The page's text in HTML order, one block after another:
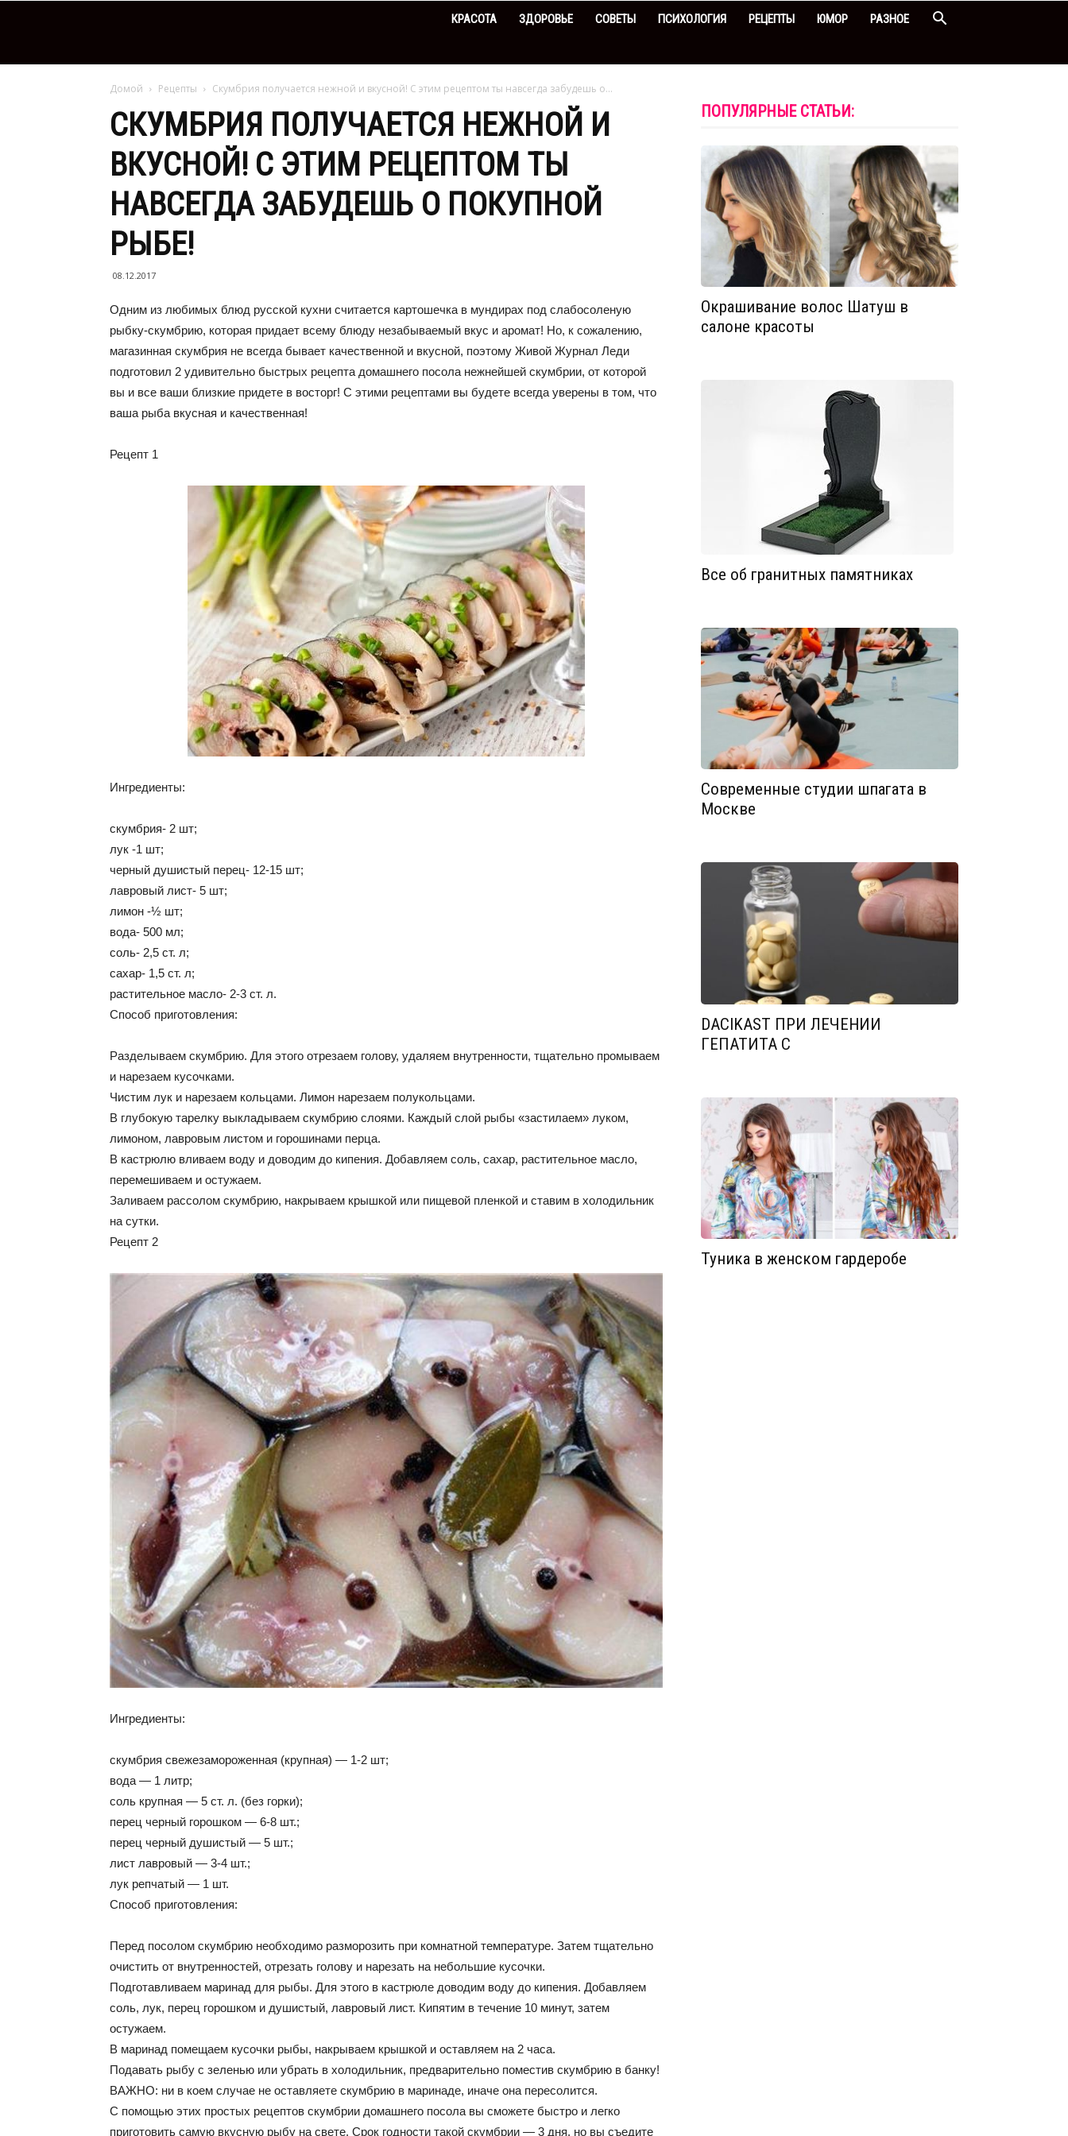
КРАСОТА ЗДОРОВЬЕ СОВЕТЫ ПСИХОЛОГИЯ РЕЦЕПТЫ ЮМОР РАЗНОЕ
Домой Рецепты Скумбрия получается нежной и вкусной! С этим рецептом ты навсегда забудешь о...
СКУМБРИЯ ПОЛУЧАЕТСЯ НЕЖНОЙ И
ВКУСНОЙ! С ЭТИМ РЕЦЕПТОМ ТЫ
НАВСЕГДА ЗАБУДЕШЬ О ПОКУПНОЙ
РЫБЕ!
08.12.2017
Одним из любимых блюд русской кухни считается картошечка в мундирах под слабосоленую
рыбку-скумбрию, которая придает всему блюду незабываемый вкус и аромат! Но, к сожалению,
магазинная скумбрия не всегда бывает качественной и вкусной, поэтому Живой Журнал Леди
подготовил 2 удивительно быстрых рецепта домашнего посола нежнейшей скумбрии, от которой
вы и все ваши близкие придете в восторг! С этими рецептами вы будете всегда уверены в том, что
ваша рыба вкусная и качественная!
Рецепт 1
Ингредиенты:
скумбрия- 2 шт;
лук -1 шт;
черный душистый перец- 12-15 шт;
лавровый лист- 5 шт;
лимон -½ шт;
вода- 500 мл;
соль- 2,5 ст. л;
сахар- 1,5 ст. л;
растительное масло- 2-3 ст. л.
Способ приготовления:
Разделываем скумбрию. Для этого отрезаем голову, удаляем внутренности, тщательно промываем
и нарезаем кусочками.
Чистим лук и нарезаем кольцами. Лимон нарезаем полукольцами.
В глубокую тарелку выкладываем скумбрию слоями. Каждый слой рыбы «застилаем» луком,
лимоном, лавровым листом и горошинами перца.
В кастрюлю вливаем воду и доводим до кипения. Добавляем соль, сахар, растительное масло,
перемешиваем и остужаем.
Заливаем рассолом скумбрию, накрываем крышкой или пищевой пленкой и ставим в холодильник
на сутки.
Рецепт 2
Ингредиенты:
скумбрия свежезамороженная (крупная) — 1-2 шт;
вода — 1 литр;
соль крупная — 5 ст. л. (без горки);
перец черный горошком — 6-8 шт.;
перец черный душистый — 5 шт.;
лист лавровый — 3-4 шт.;
лук репчатый — 1 шт.
Способ приготовления:
Перед посолом скумбрию необходимо разморозить при комнатной температуре. Затем тщательно
очистить от внутренностей, отрезать голову и нарезать на небольшие кусочки.
Подготавливаем маринад для рыбы. Для этого в кастрюле доводим воду до кипения. Добавляем
соль, лук, перец горошком и душистый, лавровый лист. Кипятим в течение 10 минут, затем
остужаем.
В маринад помещаем кусочки рыбы, накрываем крышкой и оставляем на 2 часа.
Подавать рыбу с зеленью или убрать в холодильник, предварительно поместив скумбрию в банку!
ВАЖНО: ни в коем случае не оставляете скумбрию в маринаде, иначе она пересолится.
С помощью этих простых рецептов скумбрии домашнего посола вы сможете быстро и легко
приготовить самую вкусную рыбу на свете. Срок годности такой скумбрии — 3 дня, но вы съедите
ПОПУЛЯРНЫЕ СТАТЬИ:
Окрашивание волос Шатуш в
салоне красоты
Все об гранитных памятниках
Современные студии шпагата в
Москве
DACIKAST ПРИ ЛЕЧЕНИИ
ГЕПАТИТА С
Туника в женском гардеробе